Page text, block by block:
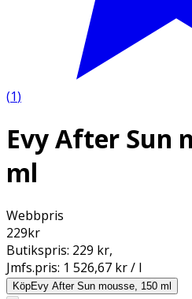
(1)
Evy After Sun
ml
Webbpris
229kr
Butikspris: 229 kr,
Jmfs.pris: 1 526,67 kr / l
KöpEvy After Sun mousse, 150 ml